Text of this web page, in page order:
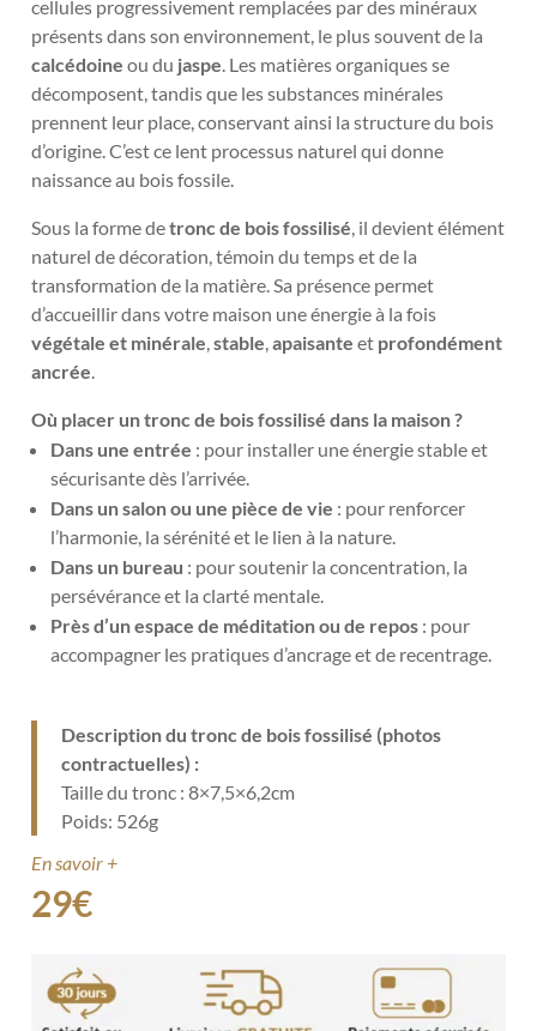
cellules progressivement remplacées par des minéraux
présents dans son environnement, le plus souvent de la
calcédoine ou du jaspe . Les matières organiques se
décomposent, tandis que les substances minérales
prennent leur place, conservant ainsi la structure du bois
d’origine. C’est ce lent processus naturel qui donne
naissance au bois fossile.
Sous la forme detronc de bois fossilisé , il devient élément
naturel de décoration, témoin du temps et de la
transformation de la matière. Sa présence permet
d’accueillir dans votre maison une énergie à la fois
végétale et minérale ,stable ,apaisante et profondément
ancrée
Où placer un tronc de bois fossilisé dans la maison ?
Dans une entrée : pour installer une énergie stable et
sécurisante dès l’arrivée.
Dans un salon ou une pièce de vie : pour renforcer
l’harmonie, la sérénité et le lien à la nature.
Dans un bureau : pour soutenir la concentration, la
persévérance et la clarté mentale.
Près d’un espace de méditation ou de repos : pour
accompagner les pratiques d’ancrage et de recentrage.
Description du tronc de bois fossilisé (photos
contractuelles) :
Taille du tronc : 8×7,5×6,2cm
Poids: 526g
En savoir +
29€